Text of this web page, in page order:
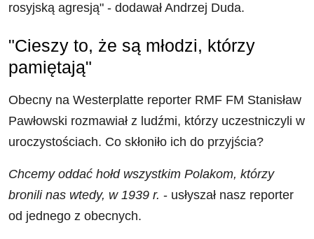
rosyjską agresją" - dodawał Andrzej Duda.
"Cieszy to, że są młodzi, którzy
pamiętają"
Obecny na Westerplatte reporter RMF FM Stanisław
Pawłowski rozmawiał z ludźmi, którzy uczestniczyli w
uroczystościach. Co skłoniło ich do przyjścia?
Chcemy oddać hołd wszystkim Polakom, którzy
bronili nas wtedy, w 1939 r. - usłyszał nasz reporter
od jednego z obecnych.